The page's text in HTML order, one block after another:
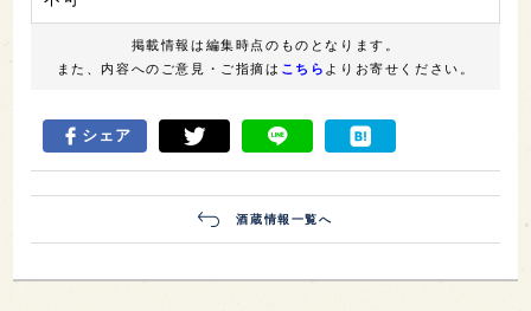
掲載情報は編集時点のものとなります。
また、内容へのご意見・ご指摘は こちら よりお寄せください。
シェア
酒蔵情報一覧へ